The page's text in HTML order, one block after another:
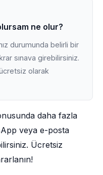
ne olur?
durumunda belirli bir
sınava girebilirsiniz.
olarak
daha fazla
veya e-posta
Ücretsiz